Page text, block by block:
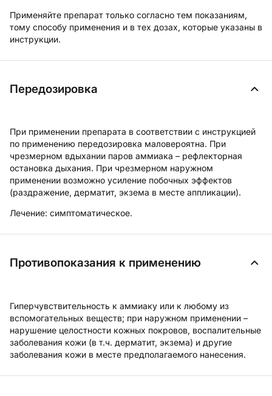
Применяйте препарат только согласно тем показаниям,
тому способу применения и в тех дозах, которые указаны в
инструкции.
Передозировка
При применении препарата в соответствии с инструкцией
по применению передозировка маловероятна. При
чрезмерном вдыхании паров аммиака – рефлекторная
остановка дыхания. При чрезмерном наружном
применении возможно усиление побочных эффектов
(раздражение, дерматит, экзема в месте аппликации).
Лечение: симптоматическое.
Противопоказания к применению
Гиперчувствительность к аммиаку или к любому из
вспомогательных веществ; при наружном применении –
нарушение целостности кожных покровов, воспалительные
заболевания кожи (в т.ч. дерматит, экзема) и другие
заболевания кожи в месте предполагаемого нанесения.